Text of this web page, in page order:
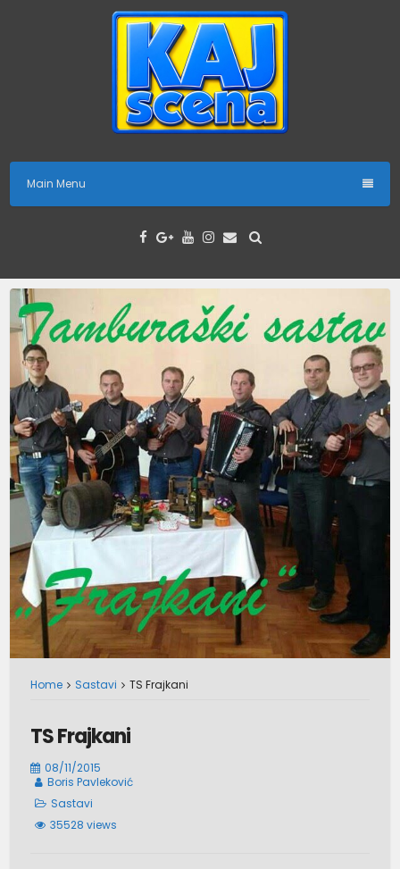
Main Menu
Home Sastavi TS Frajkani
TS Frajkani
08/11/2015
Boris Pavleković
Sastavi
35528 views